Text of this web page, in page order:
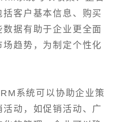
客户基本信息、购买
据有助于企业更全面
趋势，为制定个性化
系统可以协助企业策
动，如促销活动、广